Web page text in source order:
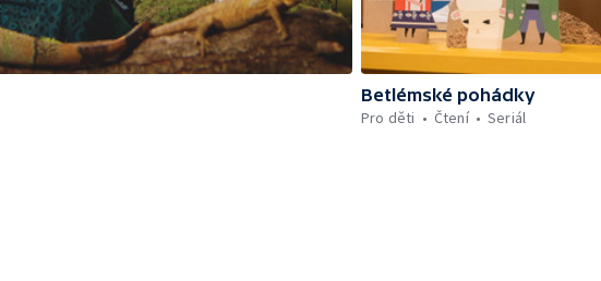
Betlémské pohádky
Pro děti
Čtení Seriál